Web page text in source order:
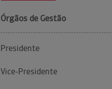
Órgãos de Gestão
Presidente
Vice-Presidente